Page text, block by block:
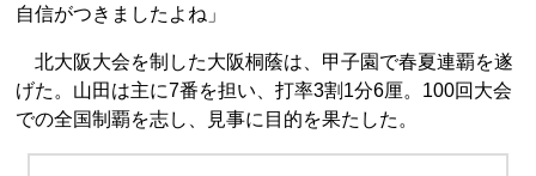
自信がつきましたよね」
北大阪大会を制した大阪桐蔭は、甲子園で春夏連覇を遂
げた。山田は主に7番を担い、打率3割1分6厘。100回大会
での全国制覇を志し、見事に目的を果たした。